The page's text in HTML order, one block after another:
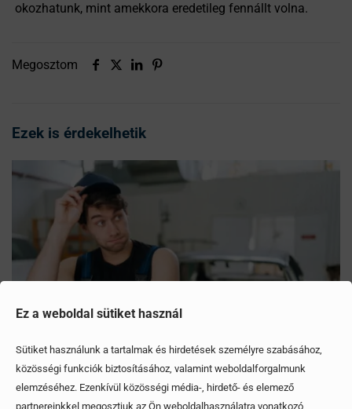
Ez a weboldal sütiket használ
Sütiket használunk a tartalmak és hirdetések személyre szabásához,
közösségi funkciók biztosításához, valamint weboldalforgalmunk
elemzéséhez. Ezenkívül közösségi média-, hirdető- és elemező
partnereinkkel megosztjuk az Ön weboldalhasználatra vonatkozó
okozhatunk, mint amekkora eredetileg fennállt volna.
Megosztom
Ezek is érdekelhetik